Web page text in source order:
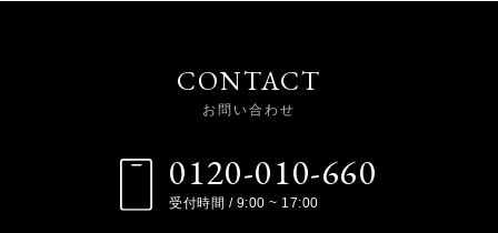
CONTACT
お問い合わせ
0120-010-660
受付時間 / 9:00 ~ 17:00